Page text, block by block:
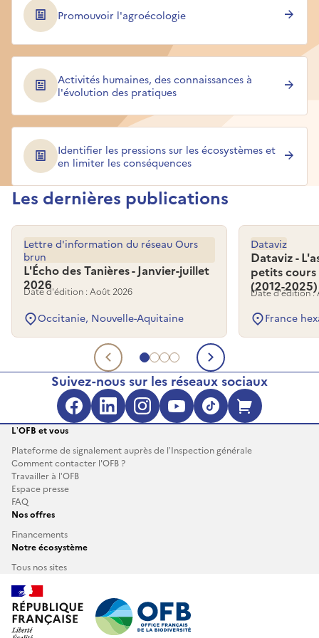
Promouvoir l'agroécologie
Activités humaines, des connaissances à
l'évolution des pratiques
Identifier les pressions sur les écosystèmes et
en limiter les conséquences
Les dernières publications
Aller au document 1
Aller au document 2
Aller au document 3
Aller au document 4
L'Écho des Tanières - Janvier-juillet
2026
Lettre d'information du réseau Ours
brun
Date d'édition : Août 2026
Occitanie, Nouvelle-Aquitaine
Dataviz -
petits cours
(2012-2025)
Dataviz
Date d'édition :
France
Document précédent
Document
Suivez-nous sur les réseaux sociaux
Facebook (s'ouvre dans une
LinkedIn (s'ouvre dans
Instagram (s'ouvre
YouTube
TikTok
L’OFB et vous
Plateforme de signalement auprès de l’Inspection générale
Comment contacter l'OFB ?
Travailler à l’OFB
Espace presse
FAQ
Nos offres
Financements
Notre écosystème
Tous nos sites